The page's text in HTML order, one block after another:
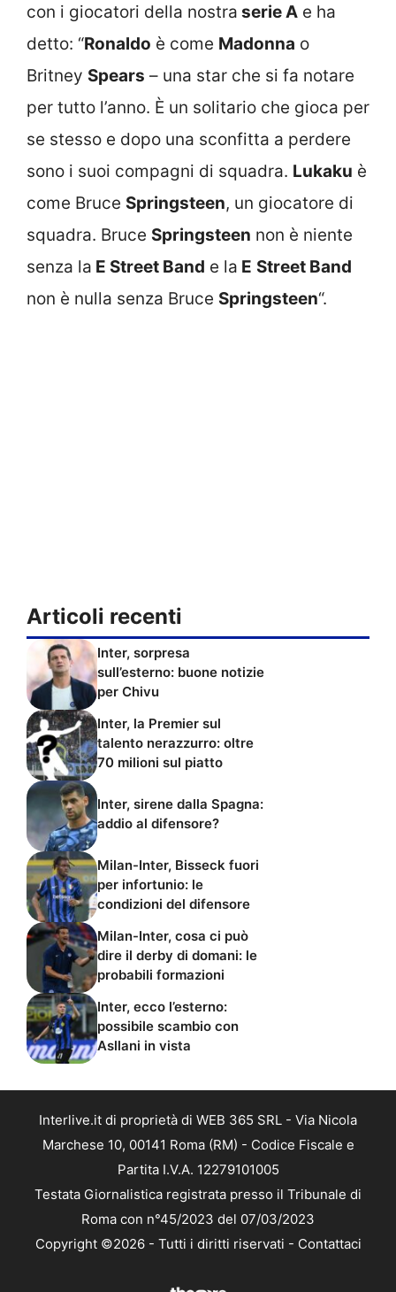
con i giocatori della nostra serie A e ha
detto: “Ronaldo è come Madonna o
Britney Spears – una star che si fa notare
per tutto l’anno. È un solitario che gioca per
se stesso e dopo una sconfitta a perdere
sono i suoi compagni di squadra. Lukaku è
come Bruce Springsteen, un giocatore di
squadra. Bruce Springsteen non è niente
senza la E Street Band e la E Street Band
non è nulla senza Bruce Springsteen“.
Articoli recenti
Inter, sorpresa
sull’esterno: buone notizie
per Chivu
Inter, la Premier sul
talento nerazzurro: oltre
70 milioni sul piatto
Inter, sirene dalla Spagna:
addio al difensore?
Milan-Inter, Bisseck fuori
per infortunio: le
condizioni del difensore
Milan-Inter, cosa ci può
dire il derby di domani: le
probabili formazioni
Inter, ecco l’esterno:
possibile scambio con
Asllani in vista
Interlive.it di proprietà di WEB 365 SRL - Via Nicola
Marchese 10, 00141 Roma (RM) - Codice Fiscale e
Partita I.V.A. 12279101005
Testata Giornalistica registrata presso il Tribunale di
Roma con n°45/2023 del 07/03/2023
Copyright ©2026 - Tutti i diritti riservati - Contattaci